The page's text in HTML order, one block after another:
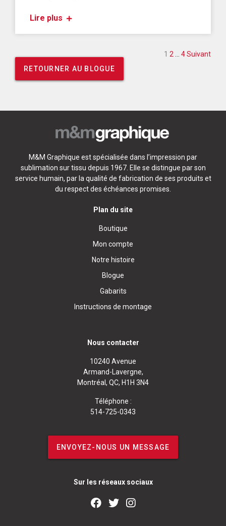
Lire plus
1 2… 4Suivant
RETOURNER AU BLOGUE
M&M Graphique est spécialisée dans l’impression par
sublimation sur tissu depuis 1967. Elle se distingue par son
service humain, par la qualité de fabrication de ses produits et
du respect des échéances promises.
Plan du site
Boutique
Mon compte
Notre histoire
Blogue
Gabarits
Instructions de montage
Nous contacter
10240 Avenue
Armand-Lavergne,
Montréal, QC, H1H 3N4
Téléphone :
514-725-0343
ENVOYEZ-NOUS UN MESSAGE
Sur les réseaux sociaux